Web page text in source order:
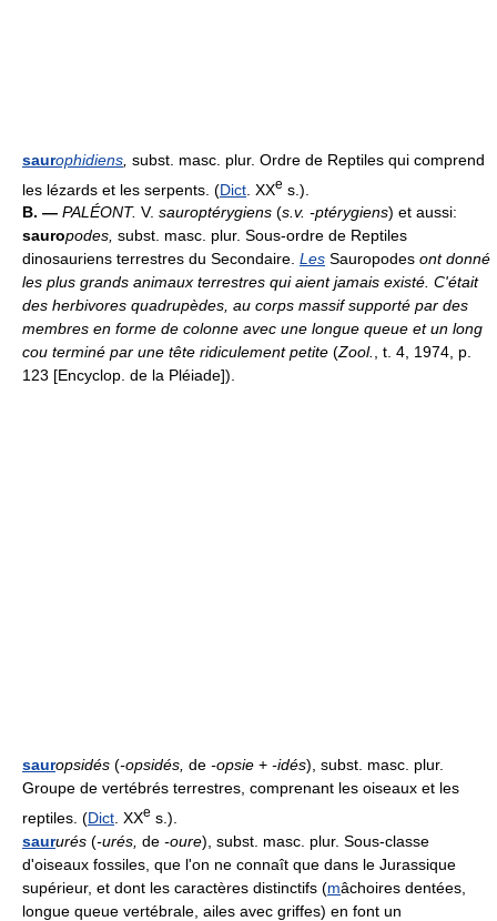
saurophidiens subst. masc. plur. Ordre de Reptiles qui comprend
les lézards et les serpents. (Dict . XXe s.).
B. — PALÉONT. V. sauroptérygiens (s.v. -ptérygiens) et aussi:
sauropodes, subst. masc. plur. Sous-ordre de Reptiles
dinosauriens terrestres du Secondaire. Les Sauropodes ont donné
les plus grands animaux terrestres qui aient jamais existé. C'était
des herbivores quadrupèdes, au corps massif supporté par des
membres en forme de colonne avec une longue queue et un long
cou terminé par une tête ridiculement petite (Zool., t. 4, 1974, p.
123 [Encyclop. de la Pléiade]).
sauropsidés (-opsidés, de -opsie + -idés), subst. masc. plur.
Groupe de vertébrés terrestres, comprenant les oiseaux et les
reptiles. (Dict . XXe s.).
saururés (-urés, de -oure), subst. masc. plur. Sous-classe
d'oiseaux fossiles, que l'on ne connaît que dans le Jurassique
supérieur, et dont les caractères distinctifs (mâchoires dentées,
longue queue vertébrale, ailes avec griffes) en font un